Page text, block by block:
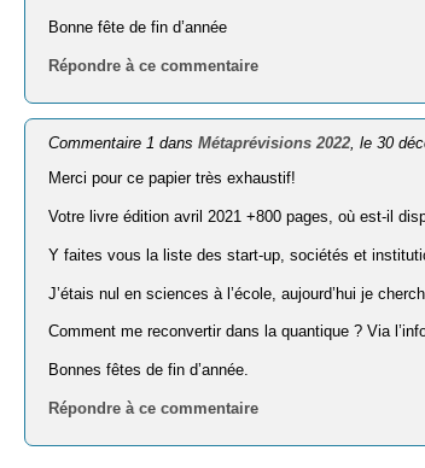
Bonne fête de fin d’année
Répondre à ce commentaire
Commentaire 1 dansMétaprévisions 2022 , le 30
Merci pour ce papier très exhaustif!
Votre livre édition avril 2021 +800 pages, où est-il
Y faites vous la liste des start-up, sociétés et
J’étais nul en sciences à l’école, aujourd’hui je
Comment me reconvertir dans la quantique ? Via
Bonnes fêtes de fin d’année.
Répondre à ce commentaire